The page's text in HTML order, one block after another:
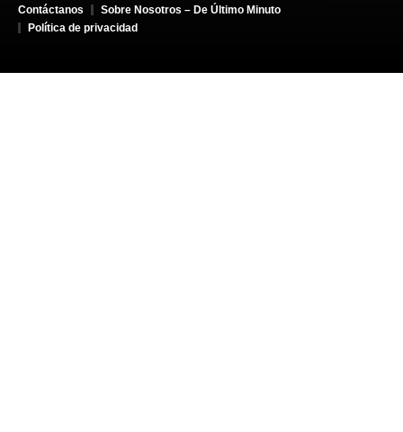
Contáctanos
Sobre Nosotros – De Último Minuto
Política de privacidad